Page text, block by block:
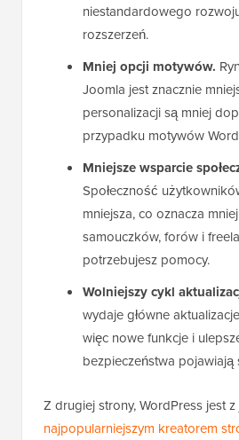
niestandardowego
rozszerzeń.
Mniej opcji motywów.
Joomla jest znacznie
personalizacji są mniej
przypadku motywów
Mniejsze wsparcie
Społeczność
mniejsza, co oznacza
samouczków, forów i
potrzebujesz pomocy.
Wolniejszy cykl
wydaje główne
więc nowe funkcje i
bezpieczeństwa pojawiają
Z drugiej strony, WordPress jest
najpopularniejszym kreatorem